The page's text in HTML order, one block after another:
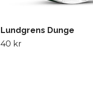
Lundgrens Dunge
40 kr